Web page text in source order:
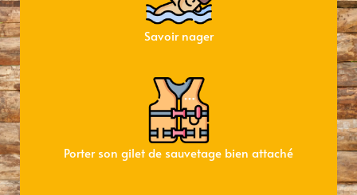
Savoir nager
Porter son gilet de sauvetage bien attaché